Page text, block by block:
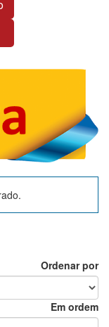
Ordenar por
Em ordem